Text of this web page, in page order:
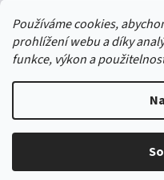
Používáme cookies,
prohlížení webu a díky
funkce, výkon a
fosilie-
Upravit